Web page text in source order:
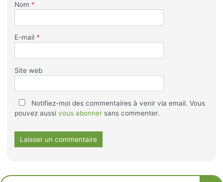
Nom *
E-mail *
Site web
Notifiez-moi des commentaires à venir via email. Vous
pouvez aussi vous abonnersans commenter.